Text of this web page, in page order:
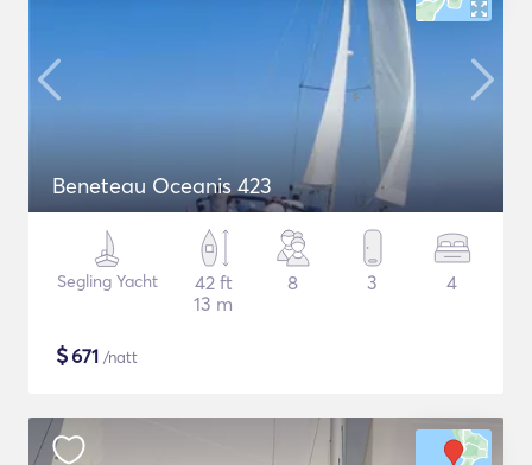
Beneteau Oceanis 423
Segling Yacht
42 ft
13 m
8 3 4
$671 /natt